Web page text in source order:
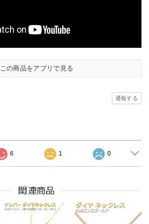
この商品をアプリで見る
通報する
6 1 0
関連商品